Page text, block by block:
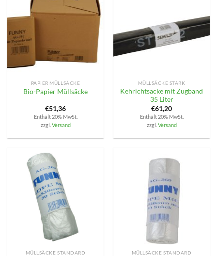
PAPIER MÜLLSÄCKE
Bio-Papier Müllsäcke
€51,36
Enthält 20% MwSt.
zzgl. Versand
MÜLLSÄCKE STARK
Kehrichtsäcke mit Zugband
35 Liter
€61,20
Enthält 20% MwSt.
zzgl. Versand
MÜLLSÄCKE STANDARD MÜLLSÄCKE STANDARD